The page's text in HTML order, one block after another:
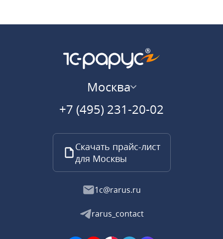
Москва
+7 (495) 231-20-02
Скачать прайс-лист
для Москвы
1c@rarus.ru
rarus_contact